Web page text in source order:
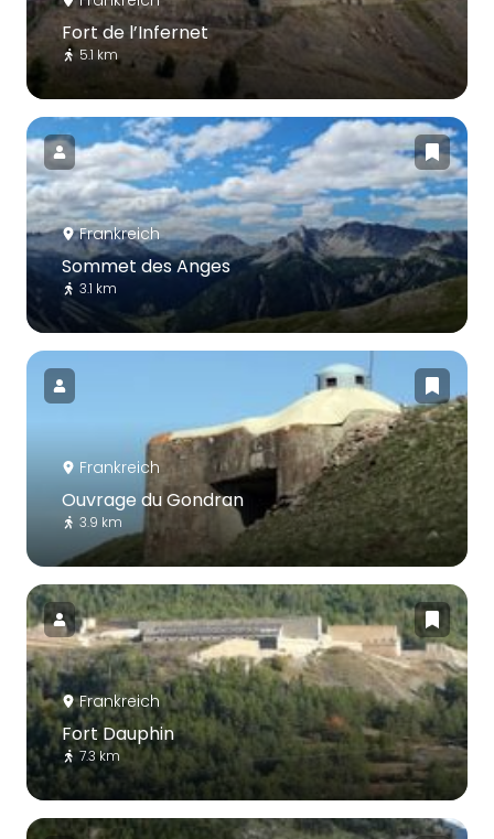
Fort de l’Infernet
5.1 km
Frankreich
Sommet des Anges
3.1 km
Frankreich
Ouvrage du Gondran
3.9 km
Frankreich
Fort Dauphin
7.3 km